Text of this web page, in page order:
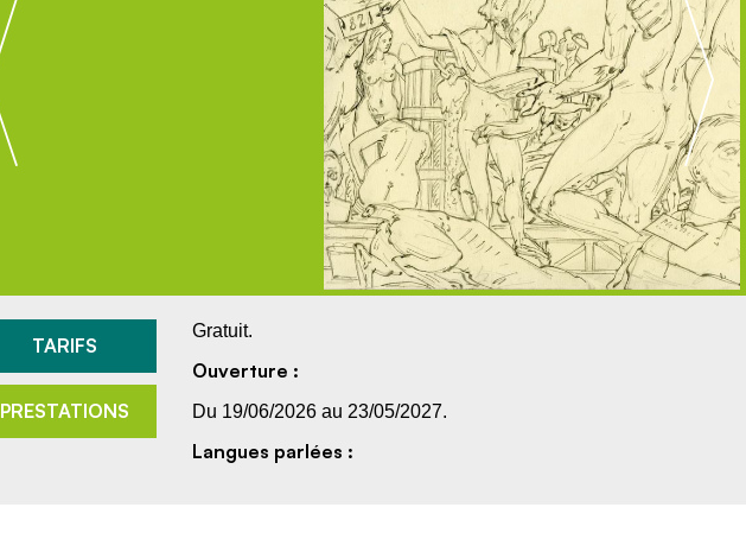
TARIFS
PRESTATIONS
Gratuit.
Ouverture :
Du 19/06/2026 au 23/05/2027.
Langues parlées :